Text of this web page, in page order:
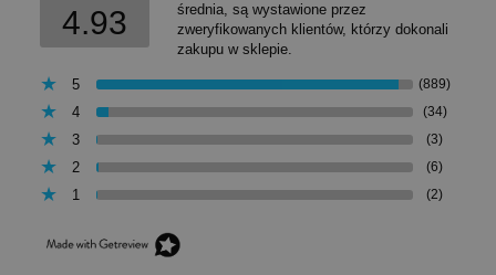
4.93
średnia, są wystawione przez
zweryfikowanych klientów, którzy dokonali
zakupu w sklepie.
5 (889)
4 (34)
3 (3)
2 (6)
1 (2)